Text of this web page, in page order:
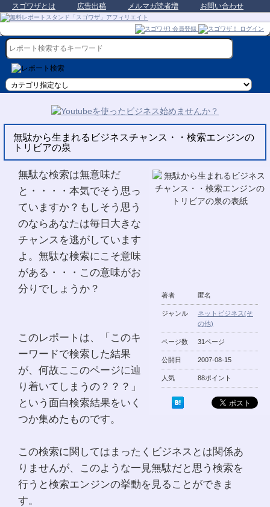
スゴワザとは 広告出稿 メルマガ読者増 お問い合わせ
無駄から生まれるビジネスチャンス・・検索エンジンの
トリビアの泉
著者 匿名
ジャンル
ネットビジネス(そ
の他)
ページ数 31ページ
公開日 2007-08-15
人気 88ポイント
無駄な検索は無意味だ
と・・・・本気でそう思っ
ていますか？もしそう思う
のならあなたは毎日大きな
チャンスを逃がしています
よ。無駄な検索にこそ意味
がある・・・この意味がお
分りでしょうか？
このレポートは、「このキ
ーワードで検索した結果
が、何故ここのページに辿
り着いてしまうの？？？」
という面白検索結果をいく
つか集めたものです。
この検索に関してはまったくビジネスとは関係あ
りませんが、このような一見無駄だと思う検索を
行うと検索エンジンの挙動を見ることができま
す。